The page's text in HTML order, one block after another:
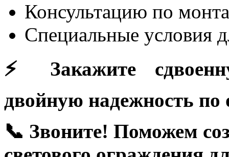
Консультацию по
Специальные условия
⚡ Закажите
двойную надежность по
📞 Звоните! Поможем